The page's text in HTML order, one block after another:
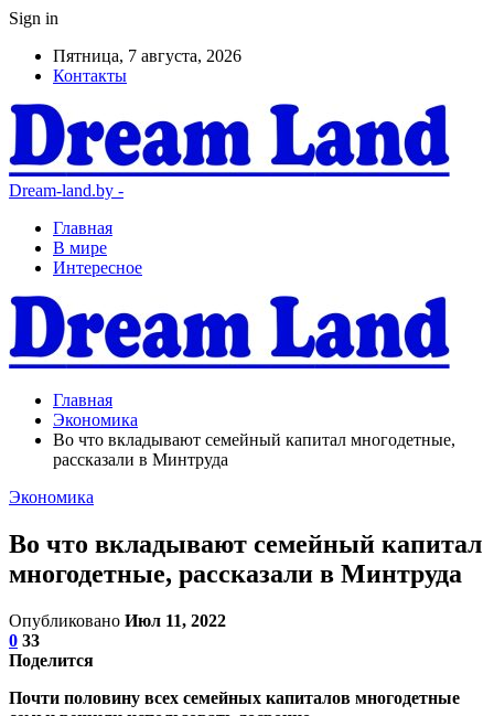
Sign in
Пятница, 7 августа, 2026
Контакты
Dream-land.by -
Главная
В мире
Интересное
Главная
Экономика
Во что вкладывают семейный капитал многодетные,
рассказали в Минтруда
Экономика
Во что вкладывают семейный капитал
многодетные, рассказали в Минтруда
Опубликовано Июл 11, 2022
0 33
Поделится
Почти половину всех семейных капиталов многодетные